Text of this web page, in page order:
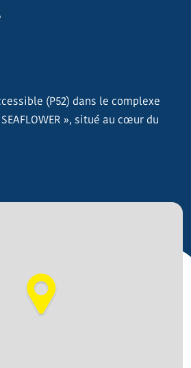
(P52) dans le complexe
», situé au cœur du